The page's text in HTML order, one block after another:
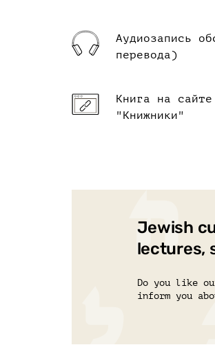
Аудиозапись
перевода)
Книга на сайте
"Книжники"
Jewish
lectures,
Do you like
inform you